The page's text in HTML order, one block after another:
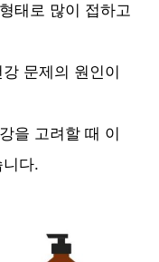
태로 많이 접하고
문제의 원인이
을 고려할 때 이
다.